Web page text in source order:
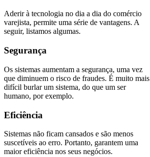
Aderir à tecnologia no dia a dia do comércio
varejista, permite uma série de vantagens. A
seguir, listamos algumas.
Segurança
Os sistemas aumentam a segurança, uma vez
que diminuem o risco de fraudes. É muito mais
difícil burlar um sistema, do que um ser
humano, por exemplo.
Eficiência
Sistemas não ficam cansados e são menos
suscetíveis ao erro. Portanto, garantem uma
maior eficiência nos seus negócios.